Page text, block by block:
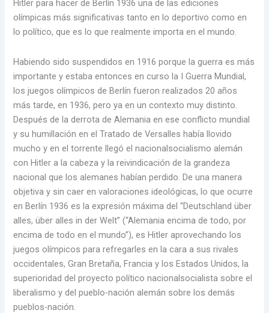
Hitler para hacer de Berlín 1936 una de las ediciones
olímpicas más significativas tanto en lo deportivo como en
lo político, que es lo que realmente importa en el mundo.
Habiendo sido suspendidos en 1916 porque la guerra es más
importante y estaba entonces en curso la I Guerra Mundial,
los juegos olímpicos de Berlín fueron realizados 20 años
más tarde, en 1936, pero ya en un contexto muy distinto.
Después de la derrota de Alemania en ese conflicto mundial
y su humillación en el Tratado de Versalles había llovido
mucho y en el torrente llegó el nacionalsocialismo alemán
con Hitler a la cabeza y la reivindicación de la grandeza
nacional que los alemanes habían perdido. De una manera
objetiva y sin caer en valoraciones ideológicas, lo que ocurre
en Berlín 1936 es la expresión máxima del “Deutschland über
alles, über alles in der Welt” (“Alemania encima de todo, por
encima de todo en el mundo”), es Hitler aprovechando los
juegos olímpicos para refregarles en la cara a sus rivales
occidentales, Gran Bretaña, Francia y los Estados Unidos, la
superioridad del proyecto político nacionalsocialista sobre el
liberalismo y del pueblo-nación alemán sobre los demás
pueblos-nación.